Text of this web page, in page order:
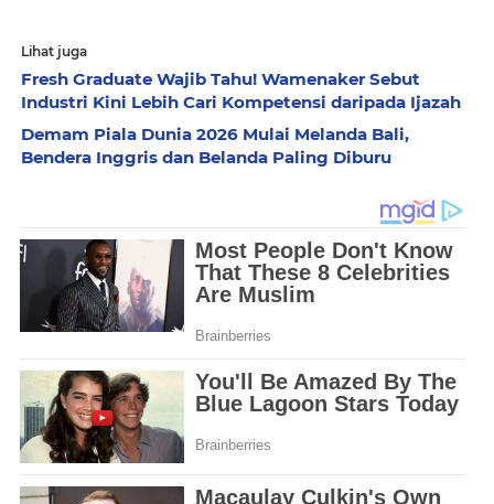
Lihat juga
Fresh Graduate Wajib Tahu! Wamenaker Sebut
Industri Kini Lebih Cari Kompetensi daripada Ijazah
Demam Piala Dunia 2026 Mulai Melanda Bali,
Bendera Inggris dan Belanda Paling Diburu